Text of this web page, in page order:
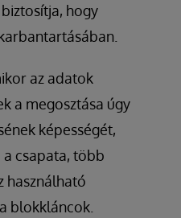
hogy
az adatok
a megosztása úgy
képességét,
a csapata, több
használható
blokkláncok.